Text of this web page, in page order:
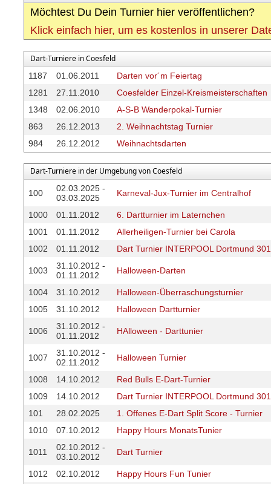
Möchtest Du Dein Turnier hier veröffentlichen?
Klick einfach hier, um es kostenlos in unserer
Dart-Turniere in Coesfeld
1187 01.06.2011
Darten vor´m Feiertag
1281
27.11.2010
Coesfelder Einzel-Kreismeisterschaften
1348
02.06.2010
A-S-B Wanderpokal-Turnier
863
26.12.2013
2. Weihnachtstag Turnier
984
26.12.2012 Weihnachtsdarten
Dart-Turniere in der Umgebung von Coesfeld
100
02.03.2025 -
03.03.2025
Karneval-Jux-Turnier im Centralhof
1000 01.11.2012
6. Dartturnier im Laternchen
1001
01.11.2012
Allerheiligen-Turnier bei Carola
1002
01.11.2012 Dart Turnier INTERPOOL Dortmund
1003
31.10.2012 -
01.11.2012
Halloween-Darten
1004 31.10.2012
Halloween-Überraschungsturnier
1005
31.10.2012 Halloween Dartturnier
1006
31.10.2012 -
01.11.2012
HAlloween - Darttunier
1007
31.10.2012 -
02.11.2012
Halloween Turnier
1008 14.10.2012
Red Bulls E-Dart-Turnier
1009
14.10.2012
Dart Turnier INTERPOOL Dortmund
101
28.02.2025
1. Offenes E-Dart Split Score - Turnier
1010
07.10.2012 Happy Hours MonatsTunier
1011
02.10.2012 -
03.10.2012
Dart Turnier
1012 02.10.2012
Happy Hours Fun Tunier